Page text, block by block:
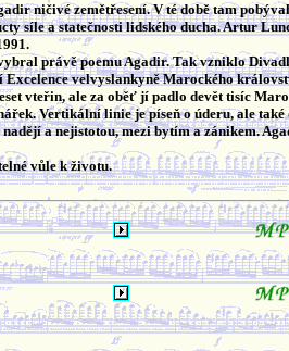
ničivé zemětřesení. V té době tam
síle a statečnosti lidského ducha. Artur
právě poemu Agadir. Tak vzniklo
velvyslankyně Marockého
vteřin, ale za oběť jí padlo devět tisíc
Vertikální linie je píseň o úderu, ale
a nejistotou, mezi bytím a zánikem.
vůle k životu.